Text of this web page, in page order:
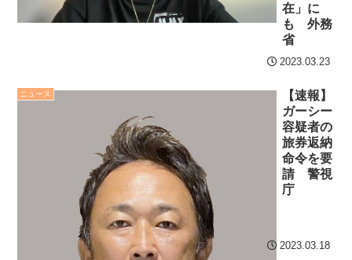
クレバテスⅡ-魔獣の王と
もはこの絵の意味がすぐに
分からないらしい
日本が北朝鮮に辛勝し二
次予選3連勝も、海外ファン
は采配に辛辣「おそろしい
内容の後半」「今日の森保
すまん熊本やがコンビニ
に食品も水もない
ディズニーが「大課金時
ンパスがどれもこれも1500
海外「日本よ、お前がナ
ンバーワンだ」 熊本地震直
後の日本の対応のスピード
に世界が衝撃
【第7話予告】水10ドラ
マ『ラムネモンキー』 トレ
在」に
も 外務
省
2023.03.23
ニュース
【速報】
ガーシー
容疑者の
旅券返納
命令を要
請 警視
庁
2023.03.18